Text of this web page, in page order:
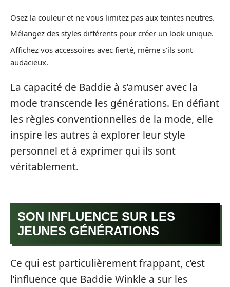
Osez la couleur et ne vous limitez pas aux teintes neutres.
Mélangez des styles différents pour créer un look unique.
Affichez vos accessoires avec fierté, même s’ils sont
audacieux.
La capacité de Baddie à s’amuser avec la
mode transcende les générations. En défiant
les règles conventionnelles de la mode, elle
inspire les autres à explorer leur style
personnel et à exprimer qui ils sont
véritablement.
SON INFLUENCE SUR LES
JEUNES GÉNÉRATIONS
Ce qui est particulièrement frappant, c’est
l’influence que Baddie Winkle a sur les